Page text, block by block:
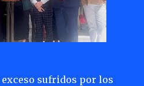
exceso sufridos por los